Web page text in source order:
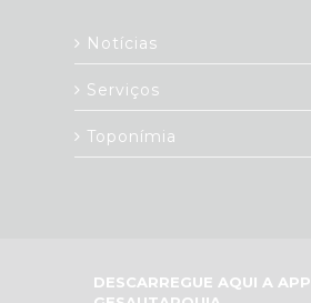
Notícias
Serviços
Toponímia
DESCARREGUE AQUI A APP